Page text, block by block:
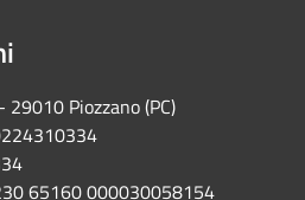
29010 Piozzano (PC)
65160 000030058154